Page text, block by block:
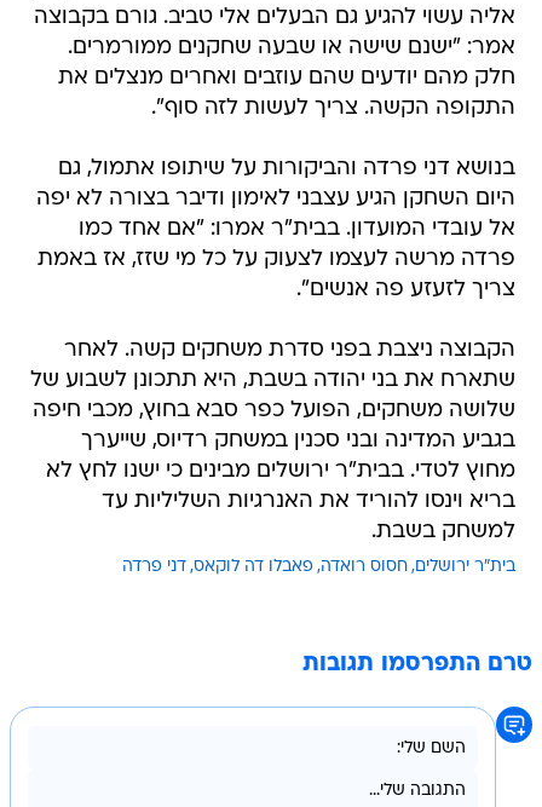
אליה עשוי להגיע גם הבעלים אלי טביב. גורם בקבוצה
אמר: "ישנם שישה או שבעה שחקנים ממורמרים.
חלק מהם יודעים שהם עוזבים ואחרים מנצלים את
התקופה הקשה. צריך לעשות לזה סוף".
בנושא דני פרדה והביקורות על שיתופו אתמול, גם
היום השחקן הגיע עצבני לאימון ודיבר בצורה לא יפה
אל עובדי המועדון. בבית"ר אמרו: "אם אחד כמו
פרדה מרשה לעצמו לצעוק על כל מי שזז, אז באמת
צריך לזעזע פה אנשים".
הקבוצה ניצבת בפני סדרת משחקים קשה. לאחר
שתארח את בני יהודה בשבת, היא תתכונן לשבוע של
שלושה משחקים, הפועל כפר סבא בחוץ, מכבי חיפה
בגביע המדינה ובני סכנין במשחק רדיוס, שייערך
מחוץ לטדי. בבית"ר ירושלים מבינים כי ישנו לחץ לא
בריא וינסו להוריד את האנרגיות השליליות עד
למשחק בשבת.
בית"ר ירושלים חסוס רואדה פאבלו דה לוקאס דני פרדה
טרם התפרסמו תגובות